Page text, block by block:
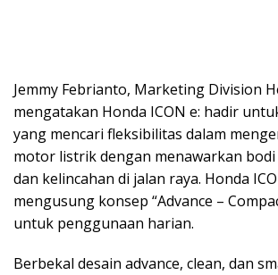
Jemmy Febrianto, Marketing Division
mengatakan Honda ICON e: hadir
yang mencari fleksibilitas dalam
motor listrik dengan menawarkan
dan kelincahan di jalan raya. Honda
mengusung konsep “Advance –
untuk penggunaan harian.
Berbekal desain advance, clean, dan